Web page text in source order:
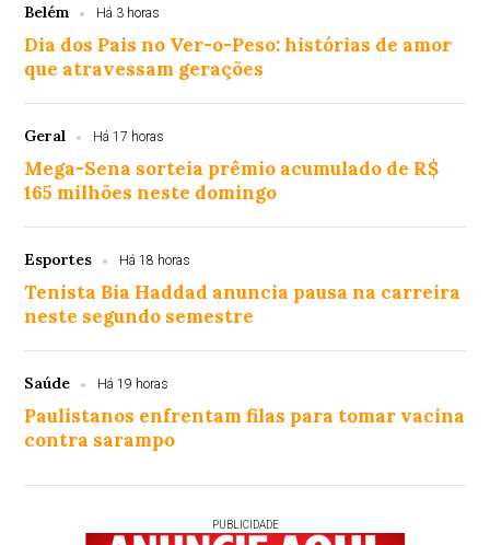
Belém Há 3 horas
Dia dos Pais no Ver-o-Peso: histórias de amor
que atravessam gerações
Geral Há 17 horas
Mega-Sena sorteia prêmio acumulado de R$
165 milhões neste domingo
Esportes Há 18 horas
Tenista Bia Haddad anuncia pausa na carreira
neste segundo semestre
Saúde Há 19 horas
Paulistanos enfrentam filas para tomar vacina
contra sarampo
PUBLICIDADE